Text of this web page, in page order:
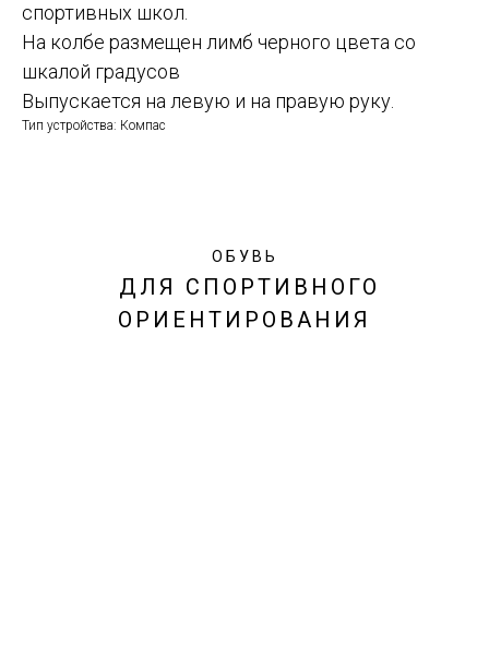
спортивных школ.
На колбе размещен лимб черного цвета со
шкалой градусов
Выпускается на левую и на правую руку.
Тип устройства: Компас
ОБУВЬ
ДЛЯ СПОРТИВНОГО
ОРИЕНТИРОВАНИЯ